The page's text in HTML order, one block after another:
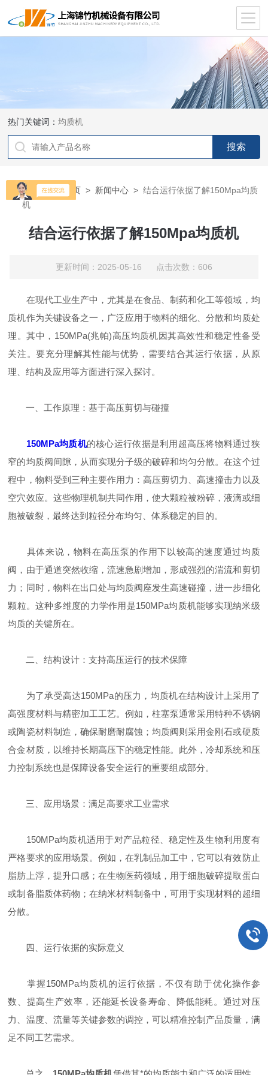
热门关键词：均质机
当前位置：首页 > 新闻中心 >结合运行依据了解150Mpa均质
机
结合运行依据了解150Mpa均质机
更新时间：2025-05-16 点击次数：606
在现代工业生产中，尤其是在食品、制药和化工等领域，均
质机作为关键设备之一，广泛应用于物料的细化、分散和均质处
理。其中，150MPa(兆帕)高压均质机因其高效性和稳定性备受
关注。要充分理解其性能与优势，需要结合其运行依据，从原
理、结构及应用等方面进行深入探讨。
一、工作原理：基于高压剪切与碰撞
150MPa均质机的核心运行依据是利用超高压将物料通过狭
窄的均质阀间隙，从而实现分子级的破碎和均匀分散。在这个过
程中，物料受到三种主要作用力：高压剪切力、高速撞击力以及
空穴效应。这些物理机制共同作用，使大颗粒被粉碎，液滴或细
胞被破裂，最终达到粒径分布均匀、体系稳定的目的。
具体来说，物料在高压泵的作用下以较高的速度通过均质
阀，由于通道突然收缩，流速急剧增加，形成强烈的湍流和剪切
力；同时，物料在出口处与均质阀座发生高速碰撞，进一步细化
颗粒。这种多维度的力学作用是150MPa均质机能够实现纳米级
均质的关键所在。
二、结构设计：支持高压运行的技术保障
为了承受高达150MPa的压力，均质机在结构设计上采用了
高强度材料与精密加工工艺。例如，柱塞泵通常采用特种不锈钢
或陶瓷材料制造，确保耐磨耐腐蚀；均质阀则采用金刚石或硬质
合金材质，以维持长期高压下的稳定性能。此外，冷却系统和压
力控制系统也是保障设备安全运行的重要组成部分。
三、应用场景：满足高要求工业需求
150MPa均质机适用于对产品粒径、稳定性及生物利用度有
严格要求的应用场景。例如，在乳制品加工中，它可以有效防止
脂肪上浮，提升口感；在生物医药领域，用于细胞破碎提取蛋白
或制备脂质体药物；在纳米材料制备中，可用于实现材料的超细
分散。
四、运行依据的实际意义
掌握150MPa均质机的运行依据，不仅有助于优化操作参
数、提高生产效率，还能延长设备寿命、降低能耗。通过对压
力、温度、流量等关键参数的调控，可以精准控制产品质量，满
足不同工艺需求。